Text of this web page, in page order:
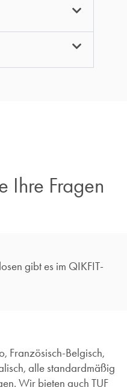
Ihre Fragen​
gibt es im QIKFIT-
Französisch-Belgisch,
alle standardmäßig
Wir bieten auch TUF